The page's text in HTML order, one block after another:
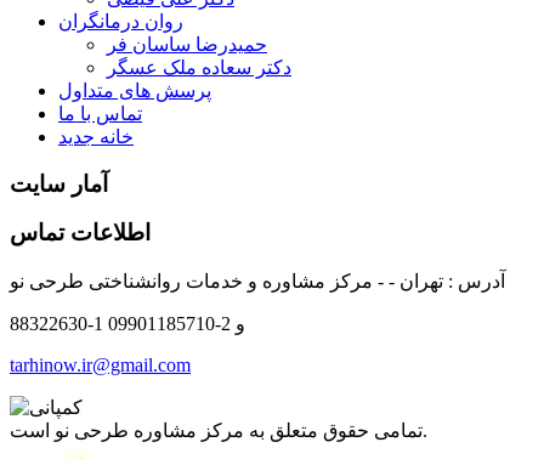
روان درمانگران
حمیدرضا ساسان فر
دکتر سعاده ملک عسگر
پرسش های متداول
تماس با ما
خانه جدید
آمار سایت
اطلاعات تماس
آدرس : تهران - - مرکز مشاوره و خدمات روانشناختی طرحی نو
88322630-1 و 2-09901185710
tarhinow.ir@gmail.com
تمامی حقوق متعلق به مرکز مشاوره طرحی نو است.